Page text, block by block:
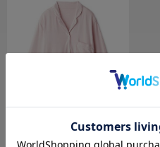
ジェラート ピケ